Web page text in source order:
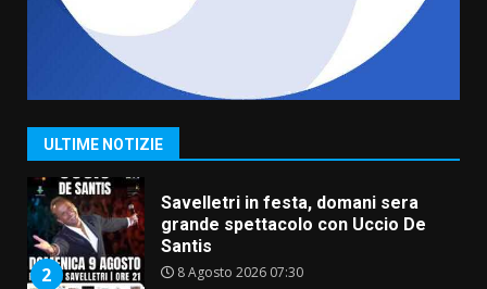
ULTIME NOTIZIE
1
La Banda Città di Fasano apre
ufficialmente la Festa di
2
Savelletri in festa, domani sera
grande spettacolo con Uccio De
Santis
8 Agosto 2026 07:30